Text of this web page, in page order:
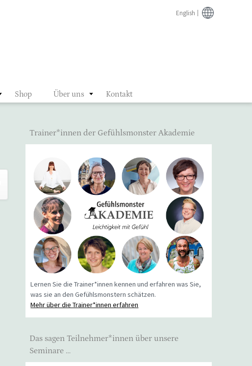
Shop Über uns Kontakt
English
Trainer*innen der Gefühlsmonster Akademie
Lernen Sie die Trainer*innen kennen und erfahren was Sie,
was sie an den Gefühlsmonstern schätzen.
Mehr über die Trainer*innen erfahren
Das sagen Teilnehmer*innen über unsere
Seminare …